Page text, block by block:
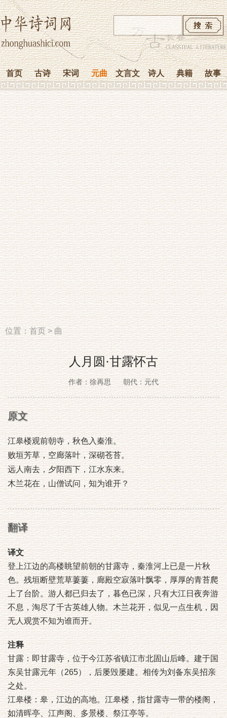
首页 古诗 宋词 元曲 文言文 诗人 典籍 故事
位置：首页>曲
人月圆·甘露怀古
作者：徐再思 朝代：元代
原文
江皋楼观前朝寺，秋色入秦淮。
败垣芳草，空廊落叶，深砌苍苔。
远人南去，夕阳西下，江水东来。
木兰花在，山僧试问，知为谁开？
翻译
译文
登上江边的高楼眺望前朝的甘露寺，秦淮河上已是一片秋
色。残垣断壁荒草萋萋，廊殿空寂落叶飘零，厚厚的青苔爬
上了台阶。游人都已归去了，暮色已深，只有大江日夜奔游
不息，淘尽了千古英雄人物。木兰花开，似见一点生机，因
无人观赏不知为谁而开。
注释
甘露：即甘露寺，位于今江苏省镇江市北固山后峰。建于国
东吴甘露元年（265），后屡毁屡建。相传为刘备东吴招亲
之处。
江皋楼：皋，江边的高地。江皋楼，指甘露寺一带的楼阁，
如清晖亭、江声阁、多景楼、祭江亭等。